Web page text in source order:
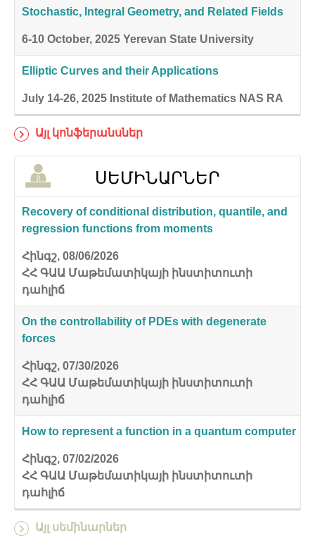
Stochastic, Integral Geometry, and Related Fields
6-10 October, 2025 Yerevan State University
Elliptic Curves and their Applications
July 14-26, 2025 Institute of Mathematics NAS RA
Այլ կոնֆերանսներ
ՍԵՄԻՆԱՐՆԵՐ
Recovery of conditional distribution, quantile, and
regression functions from moments
Հինգշ, 08/06/2026
ՀՀ ԳԱԱ Մաթեմատիկայի ինստիտուտի
դահլիճ
On the controllability of PDEs with degenerate
forces
Հինգշ, 07/30/2026
ՀՀ ԳԱԱ Մաթեմատիկայի ինստիտուտի
դահլիճ
How to represent a function in a quantum computer
Հինգշ, 07/02/2026
ՀՀ ԳԱԱ Մաթեմատիկայի ինստիտուտի
դահլիճ
Այլ սեմինարներ